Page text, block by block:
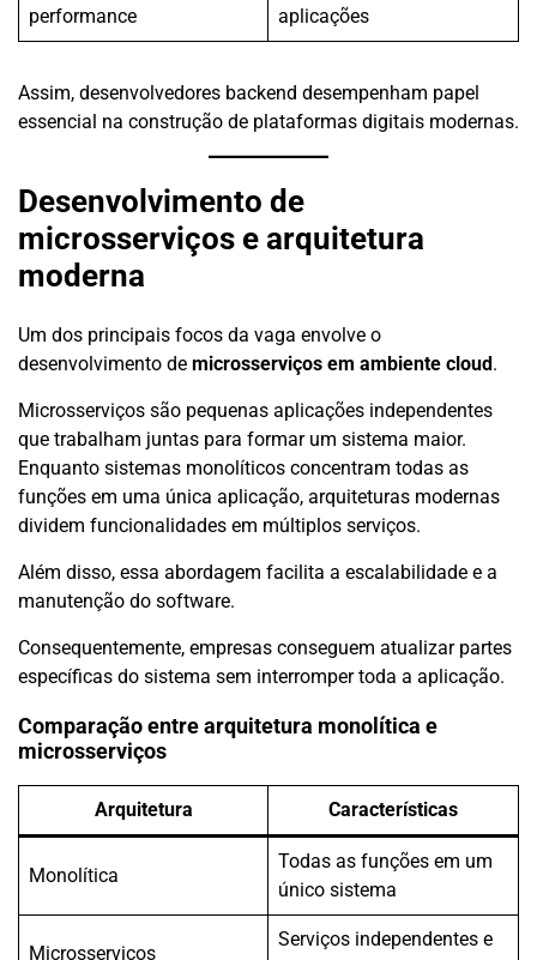
performance
aplicações
Assim, desenvolvedores backend desempenham papel
essencial na construção de plataformas digitais modernas.
Desenvolvimento de
microsserviços e arquitetura
moderna
Um dos principais focos da vaga envolve o
desenvolvimento de microsserviços em ambiente cloud.
Microsserviços são pequenas aplicações independentes
que trabalham juntas para formar um sistema maior.
Enquanto sistemas monolíticos concentram todas as
funções em uma única aplicação, arquiteturas modernas
dividem funcionalidades em múltiplos serviços.
Além disso, essa abordagem facilita a escalabilidade e a
manutenção do software.
Consequentemente, empresas conseguem atualizar partes
específicas do sistema sem interromper toda a aplicação.
Comparação entre arquitetura monolítica e
microsserviços
Arquitetura Características
Monolítica
Todas as funções em um
único sistema
Microsserviços
Serviços independentes e